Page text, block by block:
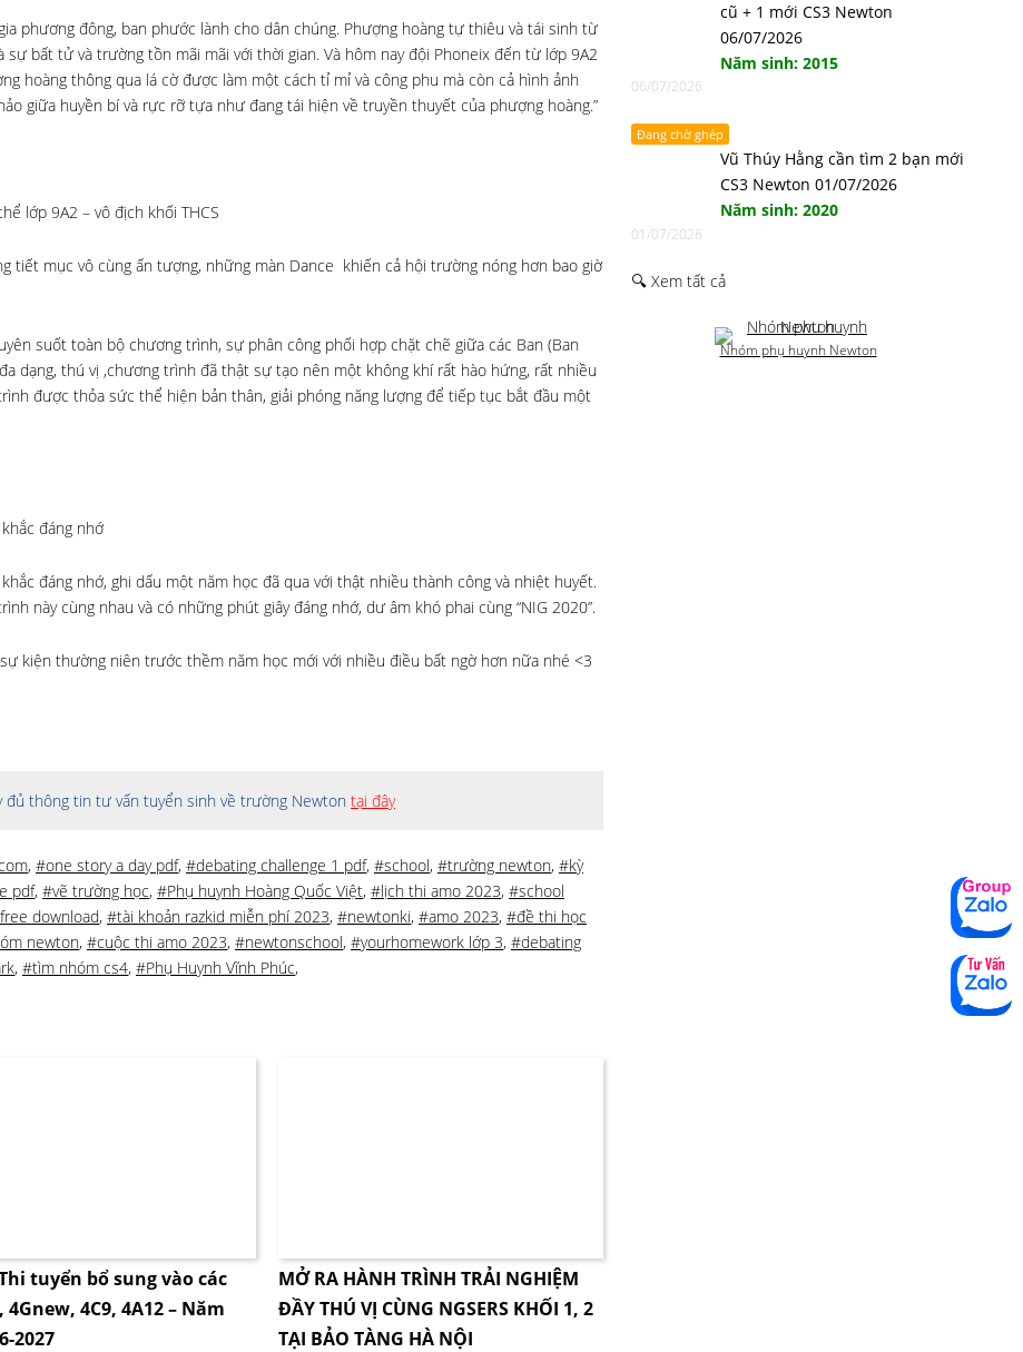
phương đông, ban phước lành cho dân chúng. Phượng hoàng tự thiêu và tái sinh từ
bất tử và trường tồn mãi mãi với thời gian. Và hôm nay đội Phoneix đến từ lớp 9A2
hoàng thông qua lá cờ được làm một cách tỉ mỉ và công phu mà còn cả hình ảnh
giữa huyền bí và rực rỡ tựa như đang tái hiện về truyền thuyết của phượng hoàng.”
lớp 9A2 – vô địch khối THCS
tiết mục vô cùng ấn tượng, những màn Dance khiến cả hội trường nóng hơn bao giờ
suốt toàn bộ chương trình, sự phân công phối hợp chặt chẽ giữa các Ban (Ban
dạng, thú vị ,chương trình đã thật sự tạo nên một không khí rất hào hứng, rất nhiều
được thỏa sức thể hiện bản thân, giải phóng năng lượng để tiếp tục bắt đầu một
đáng nhớ
đáng nhớ, ghi dấu một năm học đã qua với thật nhiều thành công và nhiệt huyết.
này cùng nhau và có những phút giây đáng nhớ, dư âm khó phai cùng “NIG 2020”.
kiện thường niên trước thềm năm học mới với nhiều điều bất ngờ hơn nữa nhé <3
đủ thông tin tư vấn tuyển sinh về trường Newton tại đây
, #one story a day pdf, #debating challenge 1 pdf, #school, #trường newton, #kỳ
pdf, #vẽ trường học, #Phụ huynh Hoàng Quốc Việt, #lịch thi amo 2023, #school
download, #tài khoản razkid miễn phí 2023, #newtonki, #amo 2023, #đề thi học
newton, #cuộc thi amo 2023, #newtonschool, #yourhomework lớp 3, #debating
, #tìm nhóm cs4, #Phụ Huynh Vĩnh Phúc,
tuyển bổ sung vào các
4Gnew, 4C9, 4A12 – Năm
2027
MỞ RA HÀNH TRÌNH TRẢI NGHIỆM
ĐẦY THÚ VỊ CÙNG NGSERS KHỐI 1, 2
TẠI BẢO TÀNG HÀ NỘI
cũ + 1 mới CS3 Newton
06/07/2026
Năm sinh: 2015
06/07/2026
Đang chờ ghép
Vũ Thúy Hằng cần tìm 2 bạn mới
CS3 Newton 01/07/2026
Năm sinh: 2020
01/07/2026
🔍 Xem tất cả
Nhóm phụ huynh Newton